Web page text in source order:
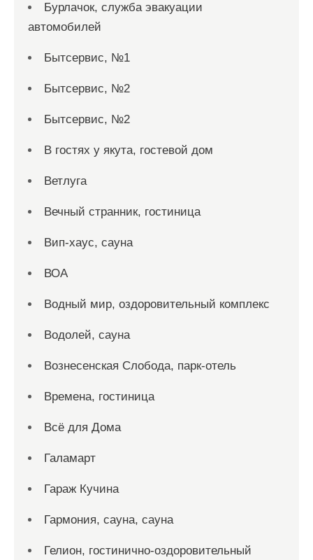
Бурлачок, служба эвакуации
автомобилей
Бытсервис, №1
Бытсервис, №2
Бытсервис, №2
В гостях у якута, гостевой дом
Ветлуга
Вечный странник, гостиница
Вип-хаус, сауна
ВОА
Водный мир, оздоровительный комплекс
Водолей, сауна
Вознесенская Слобода, парк-отель
Времена, гостиница
Всё для Дома
Галамарт
Гараж Кучина
Гармония, сауна, сауна
Гелион, гостинично-оздоровительный